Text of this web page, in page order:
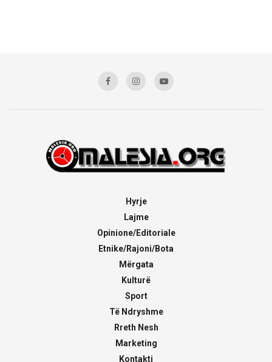
Hyrje
Lajme
Opinione/Editoriale
Etnike/Rajoni/Bota
Mërgata
Kulturë
Sport
Të Ndryshme
Rreth Nesh
Marketing
Kontakti